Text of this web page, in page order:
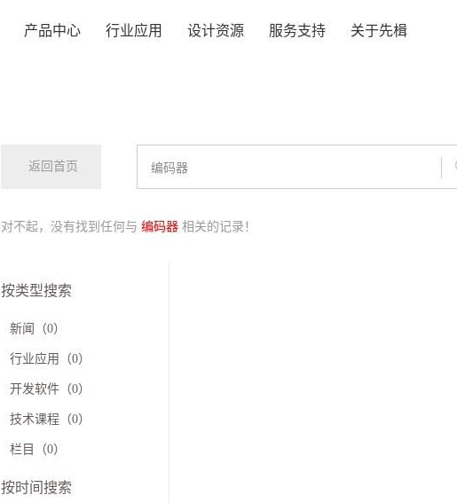
产品中心 行业应用 设计资源 服务支持 关于先楫
返回首页
对不起，没有找到任何与 编码器相关的记录！
按类型搜索
新闻（0）
行业应用（0）
开发软件（0）
技术课程（0）
栏目（0）
按时间搜索